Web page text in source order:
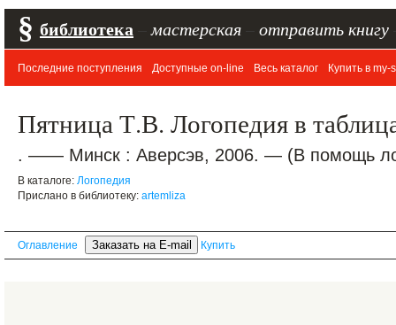
§ библиотека мастерская отправить книгу
Последние поступления Доступные on-line Весь каталог Купить в my-
Пятница Т.В. Логопедия в
. —— Минск : Аверсэв, 2006. — (В помощь
В каталоге: Логопедия
Прислано в библиотеку: artemliza
Оглавление Купить